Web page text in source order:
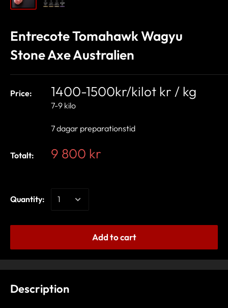
Entrecote Tomahawk Wagyu
Stone Axe Australien
Price: 1400-1500kr/kilot kr / kg
7-9 kilo
7 dagar preparationstid
Totalt: 9 800 kr
Quantity:
Add to cart
Description